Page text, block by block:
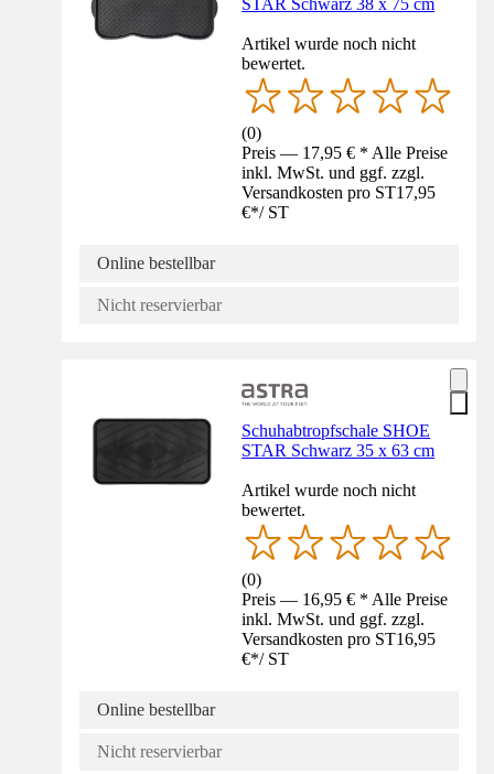
STAR Schwarz 38 x 75 cm
Artikel wurde noch nicht
bewertet.
(0)
Preis — 17,95 € * Alle Preise
inkl. MwSt. und ggf. zzgl.
Versandkosten pro ST17,95
€*/ ST
Online bestellbar
Nicht reservierbar
Schuhabtropfschale SHOE
STAR Schwarz 35 x 63 cm
Artikel wurde noch nicht
bewertet.
(0)
Preis — 16,95 € * Alle Preise
inkl. MwSt. und ggf. zzgl.
Versandkosten pro ST16,95
€*/ ST
Online bestellbar
Nicht reservierbar